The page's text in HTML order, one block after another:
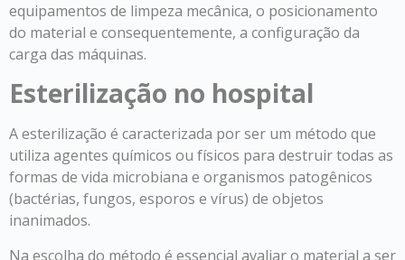
equipamentos de limpeza mecânica, o posicionamento
do material e consequentemente, a configuração da
carga das máquinas.
Esterilização no hospital
A esterilização é caracterizada por ser um método que
utiliza agentes químicos ou físicos para destruir todas as
formas de vida microbiana e organismos patogênicos
(bactérias, fungos, esporos e vírus) de objetos
inanimados.
Na escolha do método é essencial avaliar o material a ser